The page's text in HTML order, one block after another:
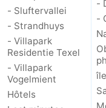
- Sluftervallei
- Strandhuys
- Villapark
Residentie Texel
- Villapark
Vogelmient
Hôtels
-
-